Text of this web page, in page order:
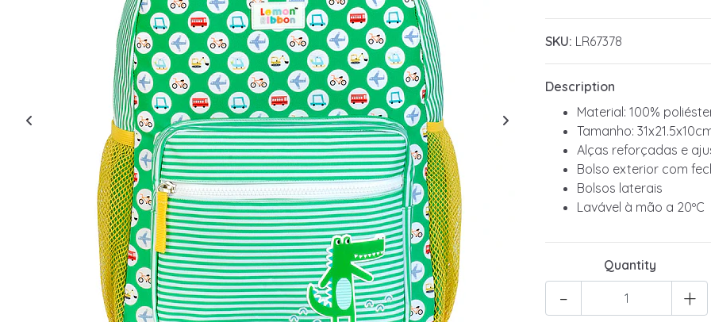
SKU: LR67378
Description
Material: 100%
Tamanho:
Alças reforçadas e
Bolso exterior com
Bolsos laterais
Lavável à mão a 20ºC
Quantity
+
-